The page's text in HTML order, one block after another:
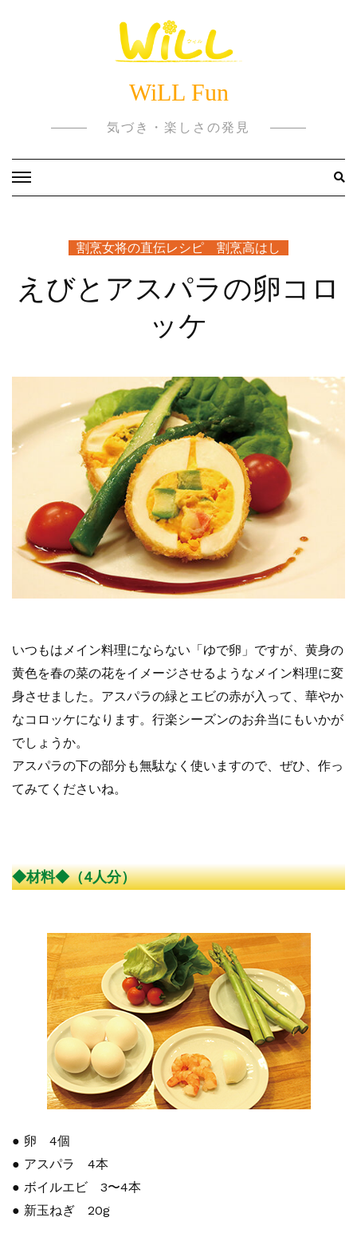
WiLL Fun
気づき・楽しさの発見
割烹女将の直伝レシピ 割烹高はし
えびとアスパラの卵コロ
ッケ
いつもはメイン料理にならない「ゆで卵」ですが、黄身の
黄色を春の菜の花をイメージさせるようなメイン料理に変
身させました。アスパラの緑とエビの赤が入って、華やか
なコロッケになります。行楽シーズンのお弁当にもいかが
でしょうか。
アスパラの下の部分も無駄なく使いますので、ぜひ、作っ
てみてくださいね。
◆材料◆（4人分）
● 卵 4個
● アスパラ 4本
● ボイルエビ 3〜4本
● 新玉ねぎ 20g